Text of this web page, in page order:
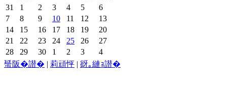
31
1 2 3 4 5
6
7
8 9 10 11 12
13
14
15 16 17 18 19
20
21
22 23 24 25 26
27
28
29 30 1 2 3
4
蜑阪�譛� | 莉頑怦 | 谺｡縺ｮ譛�